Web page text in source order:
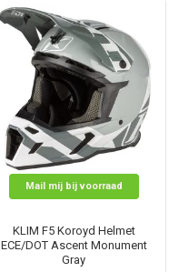
Mail mij bij voorraad
KLIM F5 Koroyd Helmet
ECE/DOT Ascent Monument
Gray